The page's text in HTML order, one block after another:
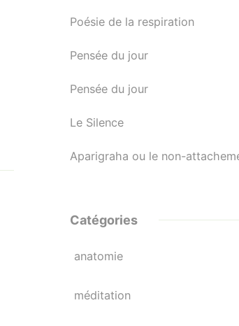
Poésie de la respiration
Pensée du jour
Pensée du jour
Le Silence
Aparigraha ou le non-
Catégories
anatomie
méditation